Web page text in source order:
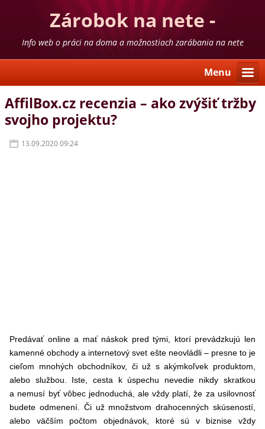
Zárobok na nete -
skúsenosti
Info web o práci na doma a možnostiach zarábania na nete
Menu
AffilBox.cz recenzia – ako zvýšiť tržby
svojho projektu?
13.09.2020 09:24
Predávať online a mať náskok pred tými, ktorí prevádzkujú len
kamenné obchody a internetový svet ešte neovládli – presne to je
cieľom mnohých obchodníkov, či už s akýmkoľvek produktom,
alebo službou. Iste, cesta k úspechu nevedie nikdy skratkou
a nemusí byť vôbec jednoduchá, ale vždy platí, že za usilovnosť
budete odmenení. Či už množstvom drahocenných skúseností,
alebo väčším počtom objednávok, ktoré sú v biznise vždy